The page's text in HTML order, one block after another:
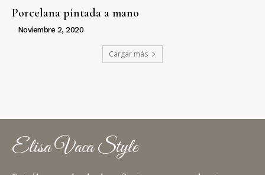
Porcelana pintada a mano
Noviembre 2, 2020
Cargar más
Elisa Vaca Style